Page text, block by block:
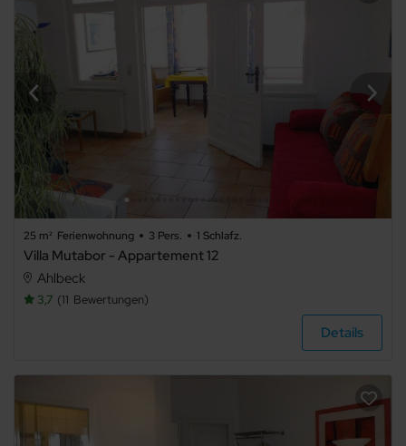
25 m² Ferienwohnung 3 Pers. 1 Schlafz.
Villa Mutabor - Appartement 12
Ahlbeck
3,7 11 Bewertungen
Details